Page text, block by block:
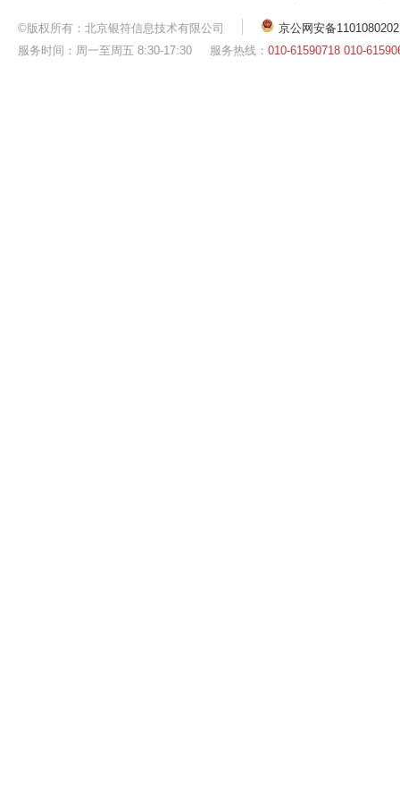
©版权所有：北京银符信息技术有限公司
京公网安备
服务时间：周一至周五 8:30-17:30 服务热线： 010-61590718 010-